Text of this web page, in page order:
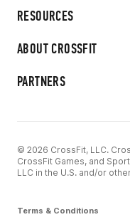
RESOURCES
ABOUT CROSSFIT
PARTNERS
© 2026 CrossFit, LLC.
CrossFit Games, and
LLC in the U.S. and/or
Terms & Conditions